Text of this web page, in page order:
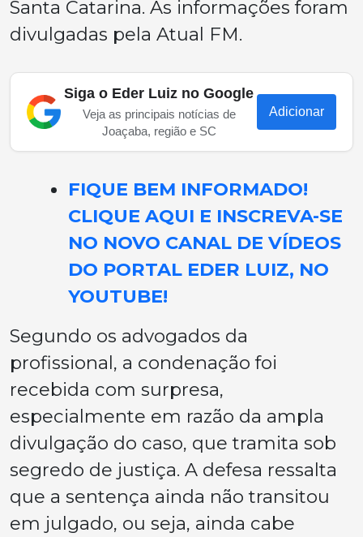
Santa Catarina. As informações foram
divulgadas pela Atual FM.
Siga o Eder Luiz no Google
Veja as principais notícias de
Joaçaba, região e SC
Adicionar
FIQUE BEM INFORMADO!
CLIQUE AQUI E INSCREVA-SE
NO NOVO CANAL DE VÍDEOS
DO PORTAL EDER LUIZ, NO
YOUTUBE!
Segundo os advogados da
profissional, a condenação foi
recebida com surpresa,
especialmente em razão da ampla
divulgação do caso, que tramita sob
segredo de justiça. A defesa ressalta
que a sentença ainda não transitou
em julgado, ou seja, ainda cabe